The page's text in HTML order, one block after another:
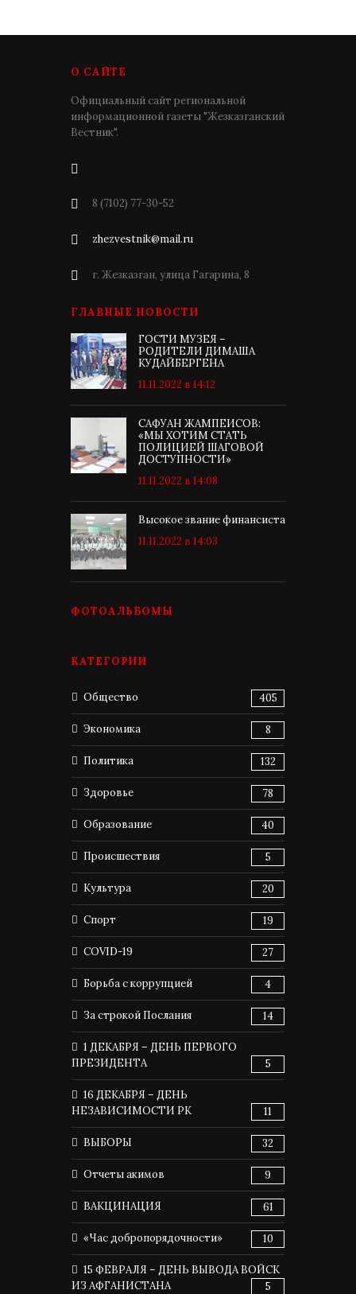
О САЙТЕ
Официальный сайт региональной
информационной газеты "Жезказганский
Вестник".
8 (7102) 77-30-52
zhezvestnik@mail.ru
г. Жезказган, улица Гагарина, 8
ГЛАВНЫЕ НОВОСТИ
ГОСТИ МУЗЕЯ –
РОДИТЕЛИ ДИМАША
КУДАЙБЕРГЕНА
11.11.2022 в 14:12
САФУАН ЖАМПЕИСОВ:
«МЫ ХОТИМ СТАТЬ
ПОЛИЦИЕЙ ШАГОВОЙ
ДОСТУПНОСТИ»
11.11.2022 в 14:08
Высокое звание финансиста
11.11.2022 в 14:03
ФОТОАЛЬБОМЫ
КАТЕГОРИИ
Общество 405
Экономика 8
Политика 132
Здоровье 78
Образование 40
Происшествия 5
Культура 20
Спорт 19
COVID-19 27
Борьба с коррупцией 4
За строкой Послания 14
1 ДЕКАБРЯ – ДЕНЬ ПЕРВОГО
ПРЕЗИДЕНТА
5
16 ДЕКАБРЯ – ДЕНЬ
НЕЗАВИСИМОСТИ РК
11
ВЫБОРЫ 32
Отчеты акимов 9
ВАКЦИНАЦИЯ 61
«Час добропорядочности» 10
15 ФЕВРАЛЯ – ДЕНЬ ВЫВОДА ВОЙСК
ИЗ АФГАНИСТАНА
5